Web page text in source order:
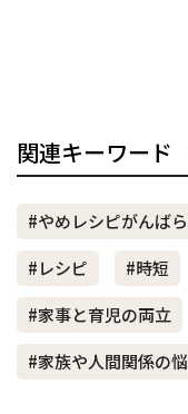
関連キーワード
#やめレシピがんば
#レシピ
#時短
#家事と育児の両立
#家族や人間関係の